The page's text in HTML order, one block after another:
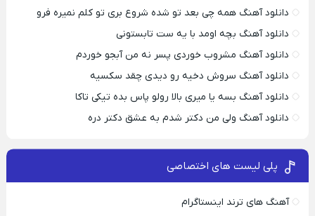
دانلود آهنگ همه چی بعد تو شده شروع بری تو کلم نمیره فرو
دانلود آهنگ بچه اومد با یه ست تابستونی
دانلود آهنگ مشروب خوردی پسر نه من آبجو خوردم
دانلود آهنگ سروش دخیه رو دیدی چقد سکسیه
دانلود آهنگ بسه یا میری بالا رولو پاس بده تیکی تاکا
دانلود آهنگ ولی من دکتر شدم به عشق دکتر دره
پلی لیست های اختصاصی
آهنگ های ترند اینستاگرام